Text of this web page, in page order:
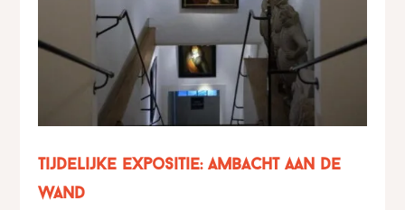
Tijdelijke expositie: Ambacht aan de
wand